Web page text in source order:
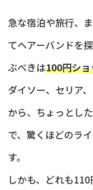
急な宿泊や旅行、
てヘアーバンドを
ぶべきは100円ショ
ダイソー、セリア
から、ちょっとし
で、驚くほどのラ
す。
しかも、どれも